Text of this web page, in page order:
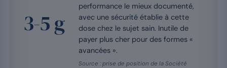
3-5 g
performance le mieux documenté,
avec une sécurité établie à cette
dose chez le sujet sain. Inutile de
payer plus cher pour des formes «
avancées ».
Source : prise de position de la Société